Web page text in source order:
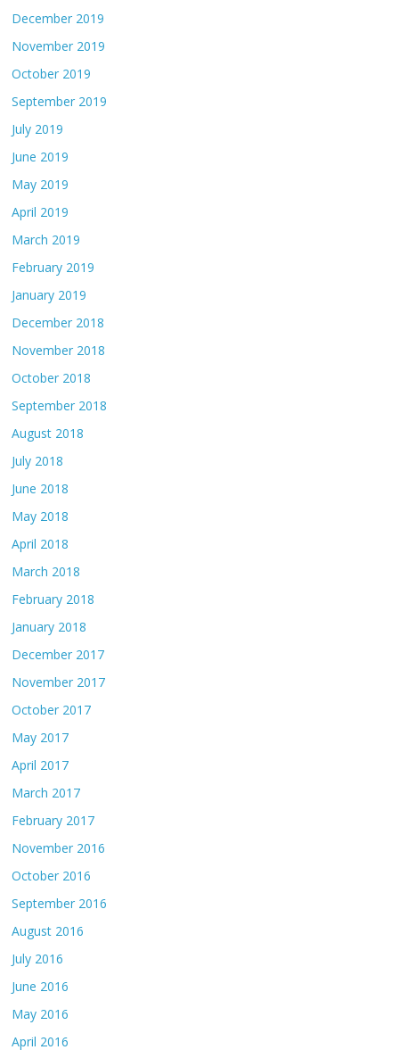
December 2019
November 2019
October 2019
September 2019
July 2019
June 2019
May 2019
April 2019
March 2019
February 2019
January 2019
December 2018
November 2018
October 2018
September 2018
August 2018
July 2018
June 2018
May 2018
April 2018
March 2018
February 2018
January 2018
December 2017
November 2017
October 2017
May 2017
April 2017
March 2017
February 2017
November 2016
October 2016
September 2016
August 2016
July 2016
June 2016
May 2016
April 2016